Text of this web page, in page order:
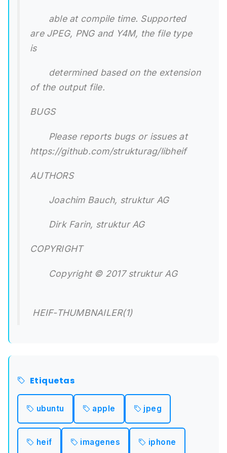
able at compile time. Supported
are JPEG, PNG and Y4M, the file type
is
determined based on the extension
of the output file.
BUGS
Please reports bugs or issues at
https://github.com/strukturag/libheif
AUTHORS
Joachim Bauch, struktur AG
Dirk Farin, struktur AG
COPYRIGHT
Copyright © 2017 struktur AG
HEIF-THUMBNAILER(1)
Etiquetas
ubuntu apple jpeg
heif imagenes iphone